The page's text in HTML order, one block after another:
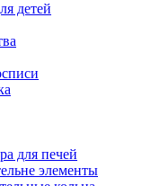
детей
для печей
элементы